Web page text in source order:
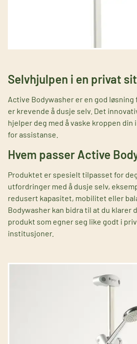
Selvhjulpen i en privat
Active Bodywasher er en god løsning
er krevende å dusje selv. Det
hjelper deg med å vaske kroppen din
for assistanse.
Hvem passer Active
Produktet er spesielt tilpasset for
utfordringer med å dusje selv,
redusert kapasitet, mobilitet eller
Bodywasher kan bidra til at du klarer
produkt som egner seg like godt i
institusjoner.